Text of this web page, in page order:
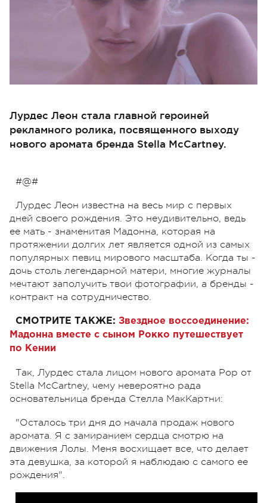
Лурдес Леон стала главной героиней
рекламного ролика, посвященного выходу
нового аромата бренда Stella McCartney.
#@#
Лурдес Леон известна на весь мир с первых
дней своего рождения. Это неудивительно, ведь
ее мать - знаменитая Мадонна, которая на
протяжении долгих лет является одной из самых
популярных певиц мирового масштаба. Когда ты -
дочь столь легендарной матери, многие журналы
мечтают заполучить твои фотографии, а бренды -
контракт на сотрудничество.
СМОТРИТЕ ТАКЖЕ: Звездное воссоединение:
Мадонна вместе с сыном Рокко путешествует
по Кении
Так, Лурдес стала лицом нового аромата Pop от
Stella McCartney, чему невероятно рада
основательница бренда Стелла МакКартни:
"Осталось три дня до начала продаж нового
аромата. Я с замиранием сердца смотрю на
движения Лолы. Меня восхищает все, что делает
эта девушка, за которой я наблюдаю с самого ее
рождения".